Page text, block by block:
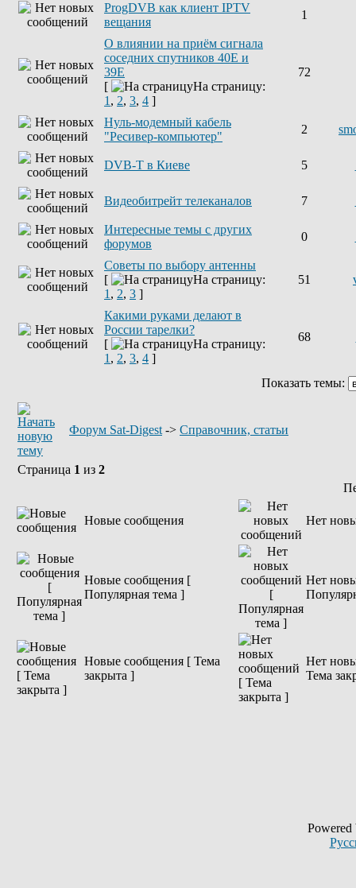
ProgDVB как клиент IPTV
вещания
1
О влиянии на приём сигнала
соседних спутников 40E и
39E
[
На страницу:
1 , 2, 3, 4 ]
72
Нуль-модемный кабель
"Ресивер-компьютер"
2
DVB-T в Киеве 5
Видеобитрейт телеканалов 7
Интересные темы с других
форумов
0
Советы по выбору антенны
[
На страницу:
1 , 2, 3 ]
51
Какими руками делают в
России тарелки?
[
На страницу:
1 , 2, 3, 4 ]
68
Показать темы:
Форум Sat-Digest -> Справочник, статьи
Страница 1 из 2
Новые сообщения Нет
Новые сообщения [
Популярная тема ]
Нет
Новые сообщения [ Тема
закрыта ]
Нет
Тема